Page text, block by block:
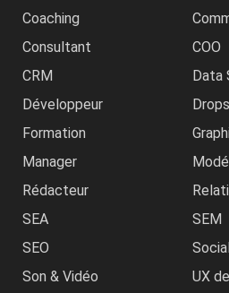
Coaching
Consultant
COO
CRM
Data
Développeur
Formation
Manager
Rédacteur
SEA
SEM
SEO
Son & Vidéo
UX